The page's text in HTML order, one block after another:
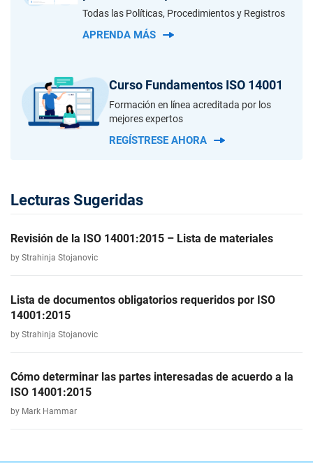
Todas las Políticas, Procedimientos y Registros
APRENDA MÁS
Curso Fundamentos ISO 14001
Formación en línea acreditada por los
mejores expertos
REGÍSTRESE AHORA
Lecturas Sugeridas
Revisión de la ISO 14001:2015 – Lista de materiales
by Strahinja Stojanovic
Lista de documentos obligatorios requeridos por ISO
14001:2015
by Strahinja Stojanovic
Cómo determinar las partes interesadas de acuerdo a la
ISO 14001:2015
by Mark Hammar